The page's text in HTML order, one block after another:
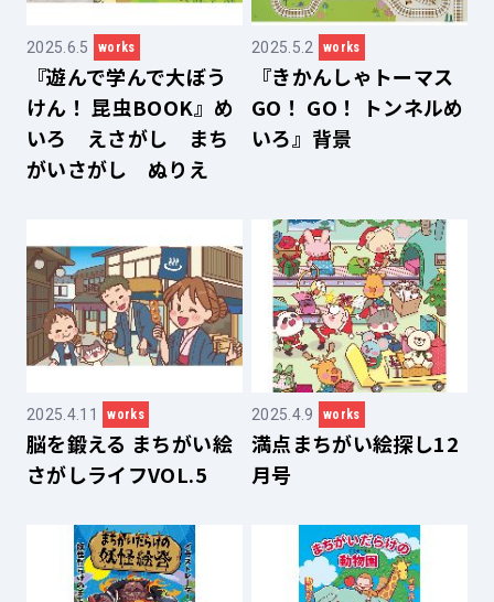
2025.6.5 works
『遊んで学んで大ぼう
けん！ 昆虫BOOK』め
いろ えさがし まち
がいさがし ぬりえ
2025.5.2 works
『きかんしゃトーマス
GO！ GO！ トンネルめ
いろ』背景
2025.4.11 works
脳を鍛える まちがい絵
さがしライフVOL.5
2025.4.9 works
満点まちがい絵探し12
月号